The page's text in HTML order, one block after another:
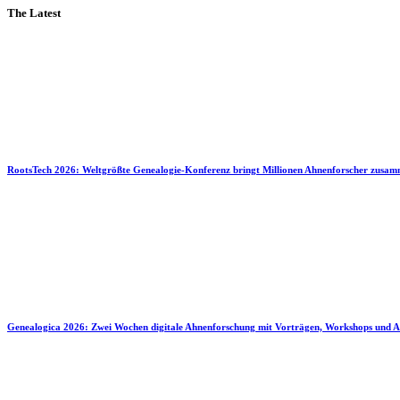
The Latest
RootsTech 2026: Weltgrößte Genealogie-Konferenz bringt Millionen Ahnenforscher
Genealogica 2026: Zwei Wochen digitale Ahnenforschung mit Vorträgen, Workshops und